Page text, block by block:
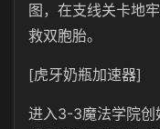
图，在支线关卡地
救双胞胎。
[虎牙奶瓶加速器]
进入3-3魔法学院创